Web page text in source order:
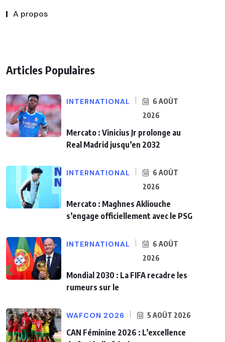
A propos
Articles Populaires
INTERNATIONAL
6 AOÛT
2026
Mercato : Vinicius Jr prolonge au
Real Madrid jusqu’en 2032
INTERNATIONAL
6 AOÛT
2026
Mercato : Maghnes Akliouche
s’engage officiellement avec le PSG
INTERNATIONAL
6 AOÛT
2026
Mondial 2030 : La FIFA recadre les
rumeurs sur le
WAFCON 2026 5 AOÛT 2026
CAN Féminine 2026 : L’excellence